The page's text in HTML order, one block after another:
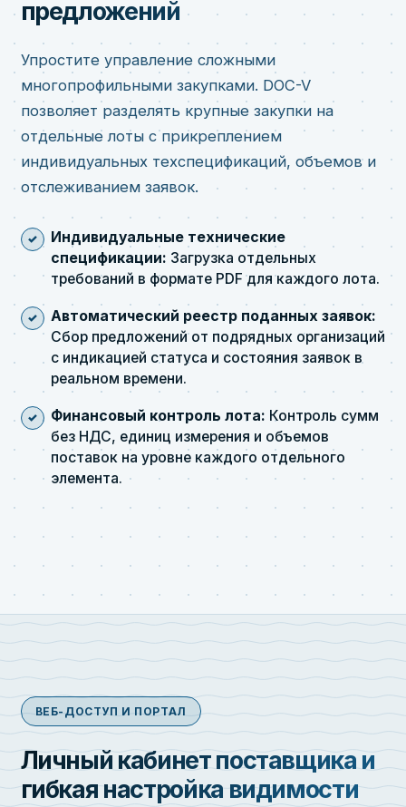
предложений
Упростите управление сложными
многопрофильными закупками. DOC-V
позволяет разделять крупные закупки на
отдельные лоты с прикреплением
индивидуальных техспецификаций, объемов и
отслеживанием заявок.
Индивидуальные технические
спецификации: Загрузка отдельных
требований в формате PDF для каждого лота.
Автоматический реестр поданных заявок:
Сбор предложений от подрядных организаций
с индикацией статуса и состояния заявок в
реальном времени.
Финансовый контроль лота: Контроль сумм
без НДС, единиц измерения и объемов
поставок на уровне каждого отдельного
элемента.
ВЕБ-ДОСТУП И ПОРТАЛ
Личный кабинет поставщика и
гибкая настройка видимости